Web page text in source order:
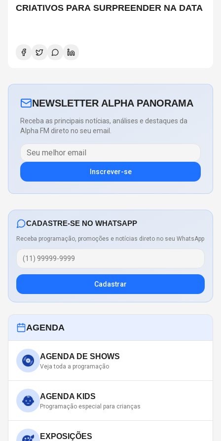
CRIATIVOS PARA SURPREENDER NA DATA
NEWSLETTER ALPHA PANORAMA
Receba as principais notícias, análises e destaques da
Alpha FM direto no seu email.
Inscrever-se
CADASTRE-SE NO WHATSAPP
Receba programação, promoções e notícias direto no seu WhatsApp
Cadastrar
AGENDA
AGENDA DE SHOWS
Veja toda a programação
AGENDA KIDS
Programação especial para crianças
EXPOSIÇÕES